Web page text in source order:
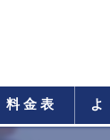
料金表